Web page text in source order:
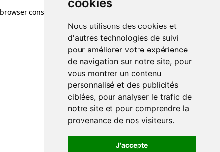
cookies
Nous utilisons des cookies et
d'autres technologies de suivi
pour améliorer votre expérience
de navigation sur notre site, pour
vous montrer un contenu
personnalisé et des publicités
ciblées, pour analyser le trafic de
notre site et pour comprendre la
provenance de nos visiteurs.
J'accepte
cookies
Nous utilisons des cookies et
d'autres technologies de suivi
pour améliorer votre expérience
de navigation sur notre site, pour
vous montrer un contenu
personnalisé et des publicités
ciblées, pour analyser le trafic de
notre site et pour comprendre la
provenance de nos visiteurs.
J'accepte
browser console for more information)